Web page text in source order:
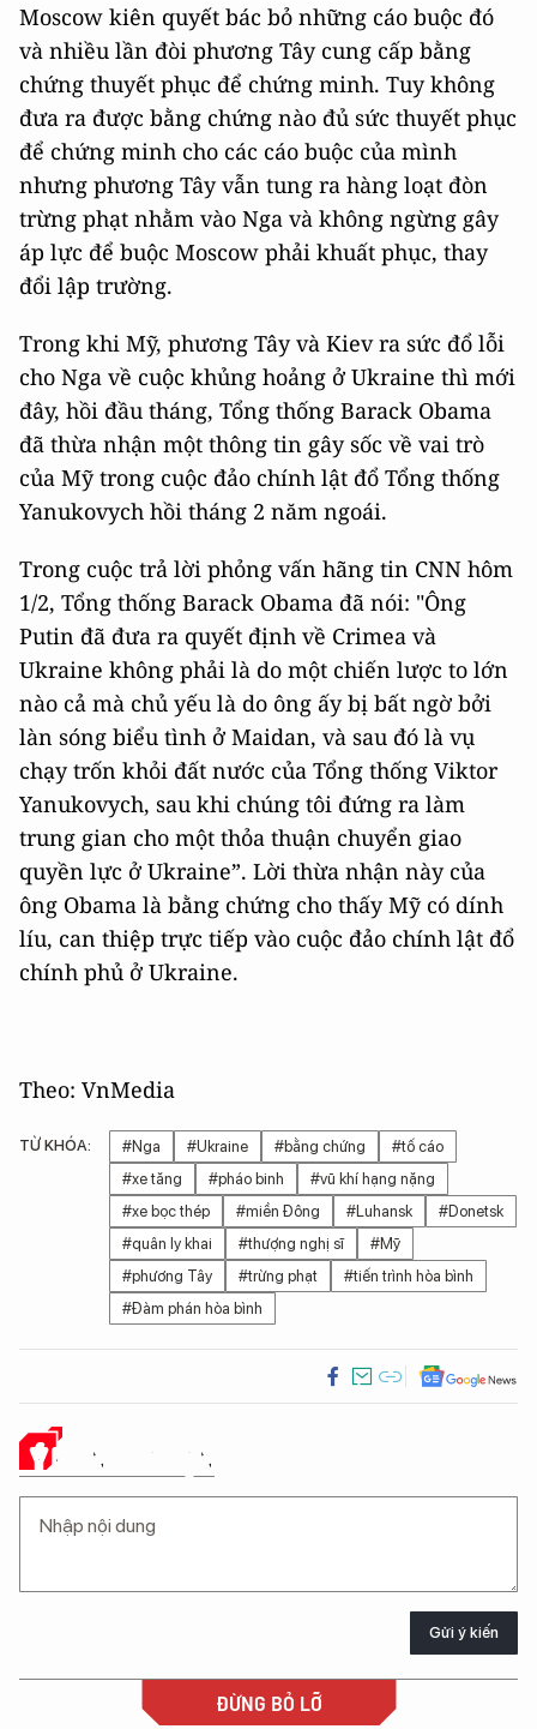
Moscow kiên quyết bác bỏ những cáo buộc đó
và nhiều lần đòi phương Tây cung cấp bằng
chứng thuyết phục để chứng minh. Tuy không
đưa ra được bằng chứng nào đủ sức thuyết phục
để chứng minh cho các cáo buộc của mình
nhưng phương Tây vẫn tung ra hàng loạt đòn
trừng phạt nhằm vào Nga và không ngừng gây
áp lực để buộc Moscow phải khuất phục, thay
đổi lập trường.
Trong khi Mỹ, phương Tây và Kiev ra sức đổ lỗi
cho Nga về cuộc khủng hoảng ở Ukraine thì mới
đây, hồi đầu tháng, Tổng thống Barack Obama
đã thừa nhận một thông tin gây sốc về vai trò
của Mỹ trong cuộc đảo chính lật đổ Tổng thống
Yanukovych hồi tháng 2 năm ngoái.
Trong cuộc trả lời phỏng vấn hãng tin CNN hôm
1/2, Tổng thống Barack Obama đã nói: "Ông
Putin đã đưa ra quyết định về Crimea và
Ukraine không phải là do một chiến lược to lớn
nào cả mà chủ yếu là do ông ấy bị bất ngờ bởi
làn sóng biểu tình ở Maidan, và sau đó là vụ
chạy trốn khỏi đất nước của Tổng thống Viktor
Yanukovych, sau khi chúng tôi đứng ra làm
trung gian cho một thỏa thuận chuyển giao
quyền lực ở Ukraine”. Lời thừa nhận này của
ông Obama là bằng chứng cho thấy Mỹ có dính
líu, can thiệp trực tiếp vào cuộc đảo chính lật đổ
chính phủ ở Ukraine.
Theo: VnMedia
TỪ KHÓA: #Nga #Ukraine #bằng chứng
#tố cáo
#xe tăng
#pháo binh
#vũ khí hạng nặng
#xe bọc thép
#miền Đông #Luhansk
#Donetsk
#quân ly khai
#thượng nghị sĩ
#Mỹ
#phương Tây
#trừng phạt
#tiến trình hòa bình
#Đàm phán hòa bình
Ý KIẾN CỦA BẠN
Gửi ý kiến
ĐỪNG BỎ LỠ